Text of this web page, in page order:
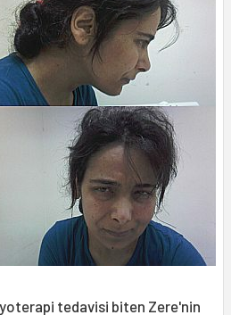
tedavisi biten Zere'nin